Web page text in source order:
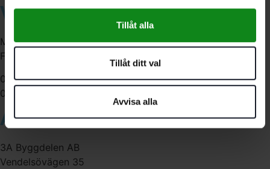
Tillåt alla
Tillåt ditt val
Avvisa alla
Våra öppettider
Måndag-Torsdag:
Fredag:
07:00-16:00
07:00-15:00
Adress
3A Byggdelen AB
Vendelsövägen 35